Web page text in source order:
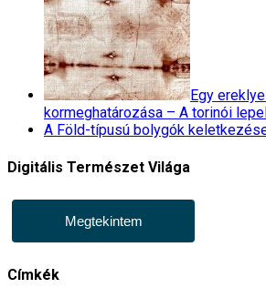
Egy
kormeghatározása – A torinói
A Föld-típusú bolygók
Digitális Természet Világa
Megtekintem
Címkék